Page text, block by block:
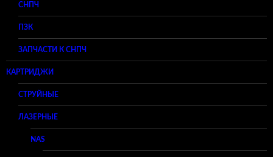
СНПЧ
ПЗК
ЗАПЧАСТИ К СНПЧ
КАРТРИДЖИ
СТРУЙНЫЕ
ЛАЗЕРНЫЕ
NAS